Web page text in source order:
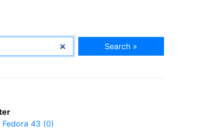
Search »
Fedora 43 (0)